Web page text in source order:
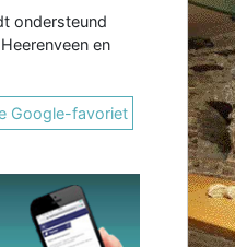
ondersteund
en
Google-favoriet